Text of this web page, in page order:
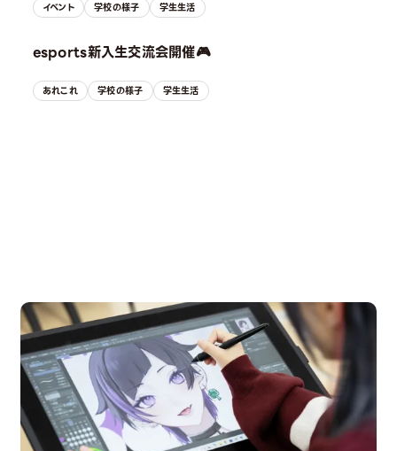
イベント 学校の様子 学生生活
esports新入生交流会開催🎮
あれこれ 学校の様子 学生生活